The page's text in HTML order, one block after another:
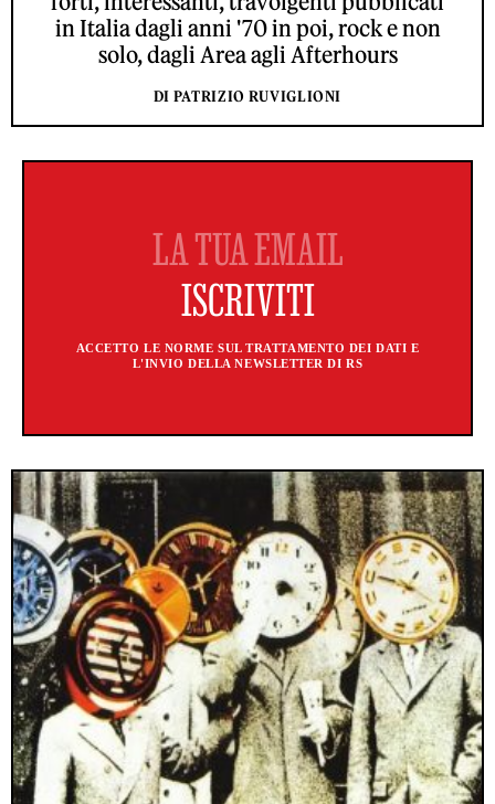
in Italia dagli anni '70 in poi, rock e non
solo, dagli Area agli Afterhours
DI PATRIZIO RUVIGLIONI
ACCETTO LE NORME SUL TRATTAMENTO DEI DATI E
L'INVIO DELLA NEWSLETTER DI RS